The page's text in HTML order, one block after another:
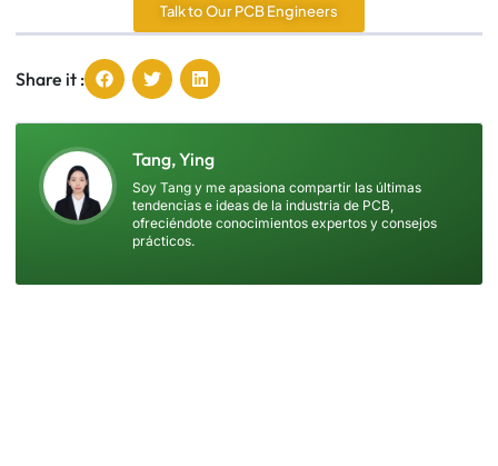
Talk to Our PCB Engineers
Share it :
Tang, Ying
Soy Tang y me apasiona compartir las últimas
tendencias e ideas de la industria de PCB,
ofreciéndote conocimientos expertos y consejos
prácticos.